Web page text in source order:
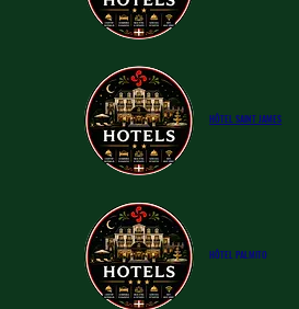
​HÔTELSAINT JAMES
​HÔTELPALMITO